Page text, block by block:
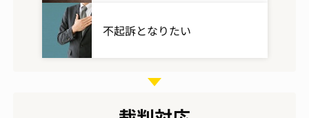
不起訴となりたい